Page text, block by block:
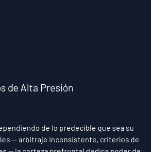
de Alta Presión
de lo predecible que sea su
— arbitraje inconsistente, criterios de